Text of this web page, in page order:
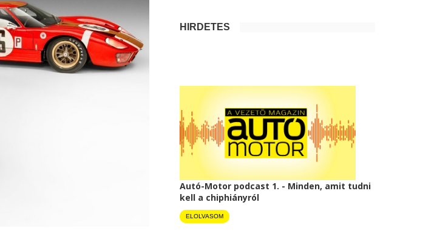
HIRDETÉS
Autó-Motor podcast 1. - Minden, amit tudni
kell a chiphiányról
ELOLVASOM